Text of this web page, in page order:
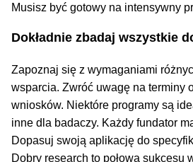
Musisz być gotowy na intensywny
Dokładnie zbadaj wszystkie
Zapoznaj się z wymaganiami
wsparcia. Zwróć uwagę na terminy
wniosków. Niektóre programy są
inne dla badaczy. Każdy fundator
Dopasuj swoją aplikację do
Dobry research to połowa sukcesu